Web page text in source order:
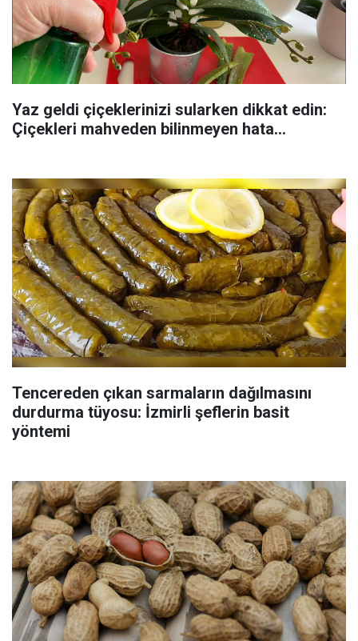
Yaz geldi çiçeklerinizi sularken dikkat edin:
Çiçekleri mahveden bilinmeyen hata...
Tencereden çıkan sarmaların dağılmasını
durdurma tüyosu: İzmirli şeflerin basit
yöntemi